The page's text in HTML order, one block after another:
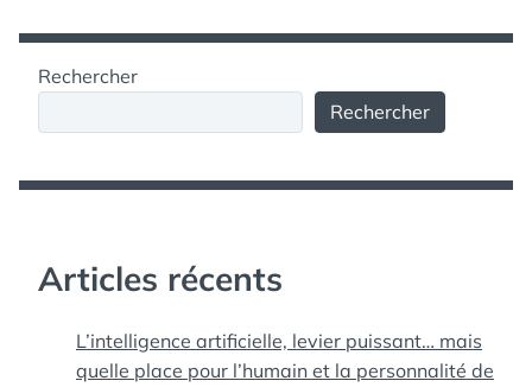
Rechercher
Rechercher
Articles récents
L’intelligence artificielle, levier puissant… mais
quelle place pour l’humain et la personnalité de